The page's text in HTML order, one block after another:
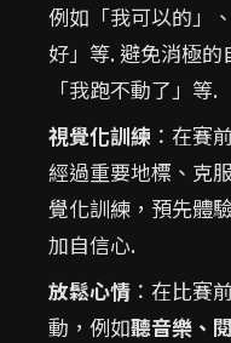
例如「我可以的」
好」等. 避免消極的
「我跑不動了」等.
視覺化訓練 ：在賽
經過重要地標、克
覺化訓練，預先體
加自信心.
放鬆心情 ：在比賽
動，例如聽音樂、